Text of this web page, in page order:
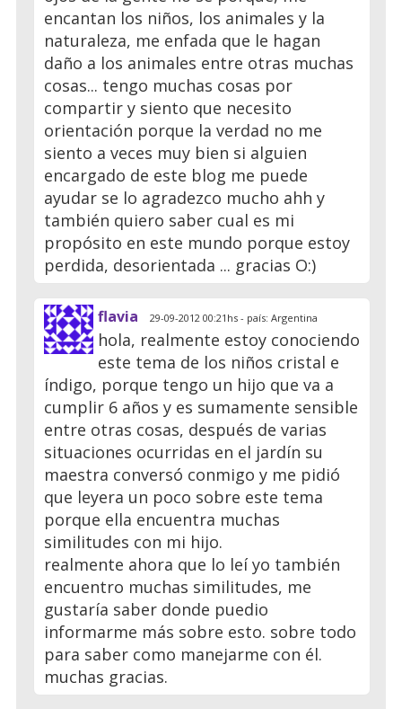
encantan los niños, los animales y la
naturaleza, me enfada que le hagan
daño a los animales entre otras muchas
cosas... tengo muchas cosas por
compartir y siento que necesito
orientación porque la verdad no me
siento a veces muy bien si alguien
encargado de este blog me puede
ayudar se lo agradezco mucho ahh y
también quiero saber cual es mi
propósito en este mundo porque estoy
perdida, desorientada ... gracias O:)
flavia 29-09-2012 00:21hs - país: Argentina
hola, realmente estoy conociendo
este tema de los niños cristal e
índigo, porque tengo un hijo que va a
cumplir 6 años y es sumamente sensible
entre otras cosas, después de varias
situaciones ocurridas en el jardín su
maestra conversó conmigo y me pidió
que leyera un poco sobre este tema
porque ella encuentra muchas
similitudes con mi hijo.
realmente ahora que lo leí yo también
encuentro muchas similitudes, me
gustaría saber donde puedio
informarme más sobre esto. sobre todo
para saber como manejarme con él.
muchas gracias.